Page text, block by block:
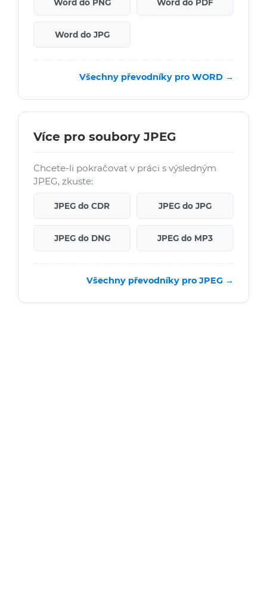
Word do PNG Word do PDF
Word do JPG
Všechny převodníky pro WORD →
Více pro soubory JPEG
Chcete-li pokračovat v práci s výsledným
JPEG, zkuste:
JPEG do CDR JPEG do JPG
JPEG do DNG JPEG do MP3
Všechny převodníky pro JPEG →